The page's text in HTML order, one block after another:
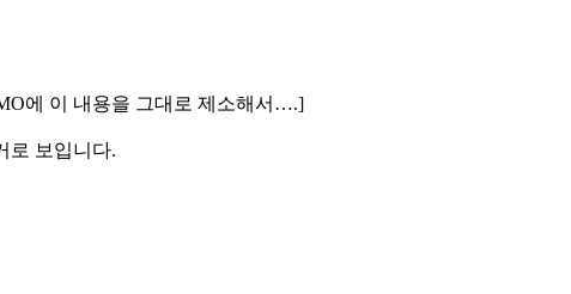
에 이 내용을 그대로 제소해서….]
로 보입니다.